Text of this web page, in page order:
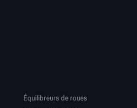
Équilibreurs de roues